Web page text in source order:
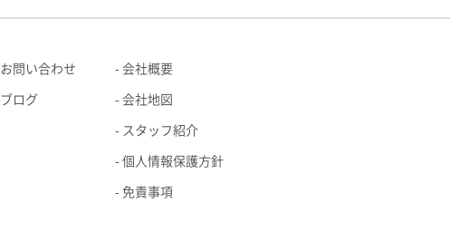
お問い合わせ
ブログ
会社概要
会社地図
スタッフ紹介
個人情報保護方針
免責事項